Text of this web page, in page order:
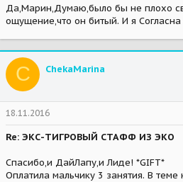
Да,Марин,Думаю,было бы не плохо
ощущение,что он битый. И я
C ChekaMarina
18.11.2016
Re: ЭКС-ТИГРОВЫЙ СТАФФ ИЗ ЭКО
Спасибо,и ДайЛапу,и Лиде! *GIFT*
Оплатила мальчику 3 занятия. В теме